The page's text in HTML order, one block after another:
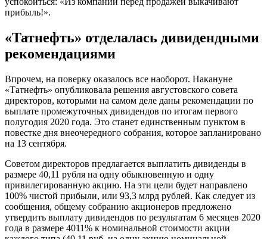
прибыль!».
«Татнефть» отделалась дивидендными
рекомендациями
Впрочем, на поверку оказалось все наоборот. Накануне
«Татнефть» опубликовала решения августовского совета
директоров, которыми на самом деле даны рекомендации по
выплате промежуточных дивидендов по итогам первого
полугодия 2020 года. Это станет единственным пунктом в
повестке дня внеочередного собрания, которое запланировано
на 13 сентября.
Советом директоров предлагается выплатить дивиденды в
размере 40,11 рубля на одну обыкновенную и одну
привилегированную акцию. На эти цели будет направлено
100% чистой прибыли, или 93,3 млрд рублей. Как следует из
сообщения, общему собранию акционеров предложено
утвердить выплату дивидендов по результатам 6 месяцев 2020
года в размере 4011% к номинальной стоимости акции